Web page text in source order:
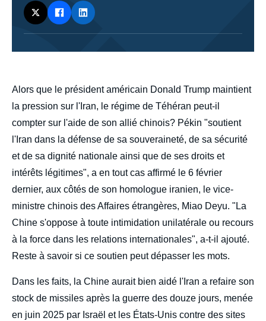
body
Alors que le président américain Donald Trump maintient
la pression sur l'Iran, le régime de Téhéran peut-il
compter sur l'aide de son allié chinois? Pékin "soutient
l'Iran dans la défense de sa souveraineté, de sa sécurité
et de sa dignité nationale ainsi que de ses droits et
intérêts légitimes", a en tout cas affirmé le 6 février
dernier, aux côtés de son homologue iranien, le vice-
ministre chinois des Affaires étrangères, Miao Deyu. "La
Chine s'oppose à toute intimidation unilatérale ou recours
à la force dans les relations internationales", a-t-il ajouté.
Reste à savoir si ce soutien peut dépasser les mots.
Dans les faits, la Chine aurait bien aidé l'Iran a refaire son
stock de missiles après la guerre des douze jours, menée
en juin 2025 par Israël et les États-Unis contre des sites